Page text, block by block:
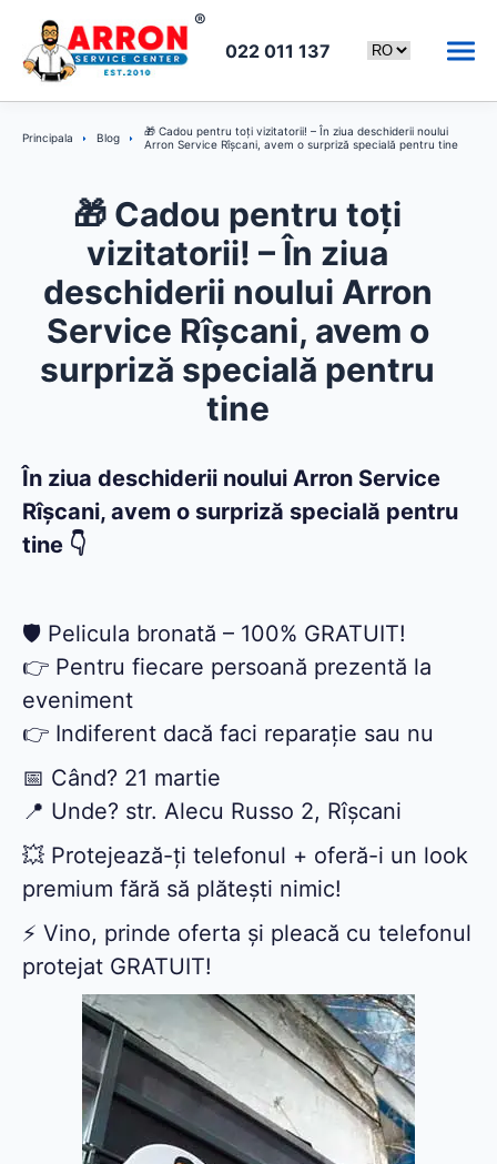
022 011 137
Principala Blog
🎁 Cadou pentru toți vizitatorii! – În ziua deschiderii noului
Arron Service Rîșcani, avem o surpriză specială pentru tine
🎁 Cadou pentru toți
vizitatorii! – În ziua
deschiderii noului Arron
Service Rîșcani, avem o
surpriză specială pentru
tine
În ziua deschiderii noului Arron Service
Rîșcani, avem o surpriză specială pentru
tine 👇
🛡️ Pelicula bronată – 100% GRATUIT!
👉 Pentru fiecare persoană prezentă la
eveniment
👉 Indiferent dacă faci reparație sau nu
📅 Când? 21 martie
📍 Unde? str. Alecu Russo 2, Rîșcani
💥 Protejează-ți telefonul + oferă-i un look
premium fără să plătești nimic!
⚡ Vino, prinde oferta și pleacă cu telefonul
protejat GRATUIT!